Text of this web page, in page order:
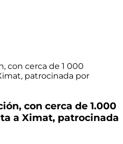
con cerca de 1 000
patrocinada por
con cerca de 1.000
a Ximat, patrocinada